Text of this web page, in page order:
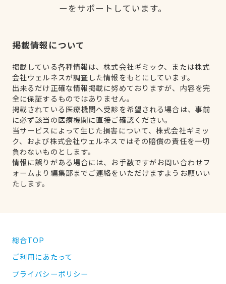
ーをサポートしています。
掲載情報について
掲載している各種情報は、株式会社ギミック、または株式
会社ウェルネスが調査した情報をもとにしています。
出来るだけ正確な情報掲載に努めておりますが、内容を完
全に保証するものではありません。
掲載されている医療機関へ受診を希望される場合は、事前
に必ず該当の医療機関に直接ご確認ください。
当サービスによって生じた損害について、株式会社ギミッ
ク、および株式会社ウェルネスではその賠償の責任を一切
負わないものとします。
情報に誤りがある場合には、お手数ですがお問い合わせフ
ォームより編集部までご連絡をいただけますようお願いい
たします。
総合TOP
ご利用にあたって
プライバシーポリシー